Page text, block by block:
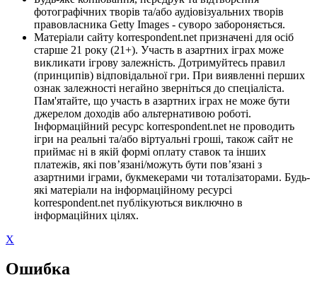
фотографічних творів та/або аудіовізуальних творів
правовласника Getty Images - суворо забороняється.
Матеріали сайту korrespondent.net призначені для осіб
старше 21 року (21+). Участь в азартних іграх може
викликати ігрову залежність. Дотримуйтесь правил
(принципів) відповідальної гри. При виявленні перших
ознак залежності негайно зверніться до спеціаліста.
Пам'ятайте, що участь в азартних іграх не може бути
джерелом доходів або альтернативою роботі.
Інформаційний ресурс korrespondent.net не проводить
ігри на реальні та/або віртуальні гроші, також сайт не
приймає ні в якій формі оплату ставок та інших
платежів, які пов’язані/можуть бути пов’язані з
азартними іграми, букмекерами чи тоталізаторами. Будь-
які матеріали на інформаційному ресурсі
korrespondent.net публікуються виключно в
інформаційних цілях.
X
Ошибка